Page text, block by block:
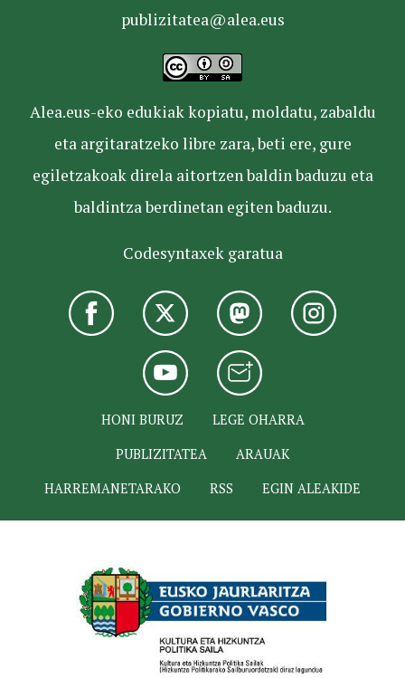
publizitatea@alea.eus
Alea.eus-eko edukiak kopiatu, moldatu, zabaldu
eta argitaratzeko libre zara, beti ere, gure
egiletzakoak direla aitortzen baldin baduzu eta
baldintza berdinetan egiten baduzu.
Codesyntaxek garatua
HONI BURUZ
LEGE OHARRA
PUBLIZITATEA
ARAUAK
HARREMANETARAKO
RSS EGIN ALEAKIDE